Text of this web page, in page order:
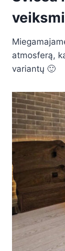
atmosferą,
variantų 🙂